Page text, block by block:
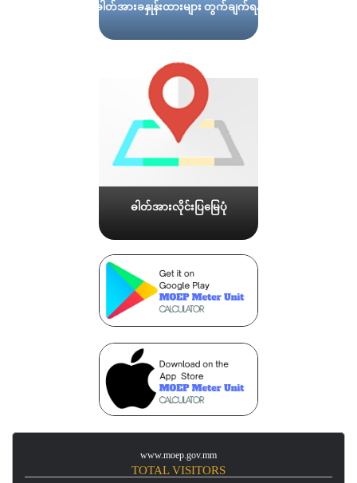
ဓါတ်အားခနှုန်းထားများ တွက်ချက်ရန်
ဓါတ်အားလိုင်းပြမြေပုံ
www.moep.gov.mm
TOTAL VISITORS